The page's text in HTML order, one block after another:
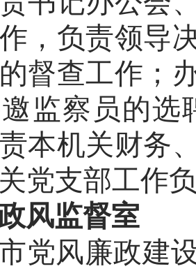
，负责领导
督查工作；
监察员的选
本机关财务
党支部工作
风监督室
党风廉政建